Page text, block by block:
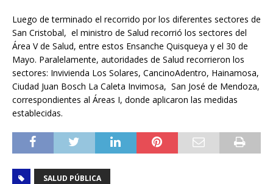
Luego de terminado el recorrido por los diferentes sectores de
San Cristobal, el ministro de Salud recorrió los sectores del
Área V de Salud, entre estos Ensanche Quisqueya y el 30 de
Mayo. Paralelamente, autoridades de Salud recorrieron los
sectores: Invivienda Los Solares, CancinoAdentro, Hainamosa,
Ciudad Juan Bosch La Caleta Invimosa, San José de Mendoza,
correspondientes al Áreas I, donde aplicaron las medidas
establecidas.
SALUD PÚBLICA